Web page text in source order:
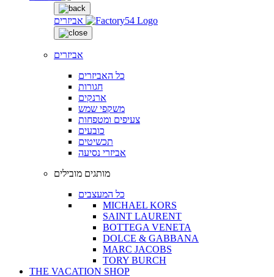
אביזרים
אביזרים
כל האביזרים
חגורות
ארנקים
משקפי שמש
צעיפים ומטפחות
כובעים
תכשיטים
אביזרי נסיעה
מותגים מובילים
כל המעצבים
MICHAEL KORS
SAINT LAURENT
BOTTEGA VENETA
DOLCE & GABBANA
MARC JACOBS
TORY BURCH
THE VACATION SHOP